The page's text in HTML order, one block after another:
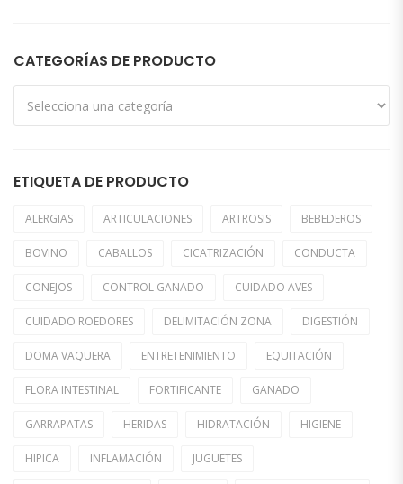
CATEGORÍAS DE PRODUCTO
ETIQUETA DE PRODUCTO
ALERGIAS ARTICULACIONES ARTROSIS BEBEDEROS
BOVINO CABALLOS CICATRIZACIÓN CONDUCTA
CONEJOS CONTROL GANADO CUIDADO AVES
CUIDADO ROEDORES DELIMITACIÓN ZONA DIGESTIÓN
DOMA VAQUERA ENTRETENIMIENTO EQUITACIÓN
FLORA INTESTINAL FORTIFICANTE GANADO
GARRAPATAS HERIDAS HIDRATACIÓN HIGIENE
HIPICA INFLAMACIÓN JUGUETES